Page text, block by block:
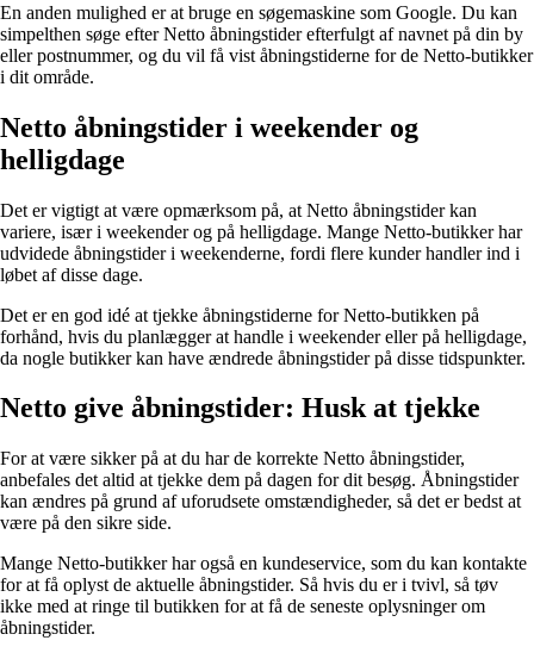
En anden mulighed er at bruge en søgemaskine som Google. Du kan
simpelthen søge efter Netto åbningstider efterfulgt af navnet på din by
eller postnummer, og du vil få vist åbningstiderne for de Netto-butikker
i dit område.
Netto åbningstider i weekender og
helligdage
Det er vigtigt at være opmærksom på, at Netto åbningstider kan
variere, især i weekender og på helligdage. Mange Netto-butikker har
udvidede åbningstider i weekenderne, fordi flere kunder handler ind i
løbet af disse dage.
Det er en god idé at tjekke åbningstiderne for Netto-butikken på
forhånd, hvis du planlægger at handle i weekender eller på helligdage,
da nogle butikker kan have ændrede åbningstider på disse tidspunkter.
Netto give åbningstider: Husk at tjekke
For at være sikker på at du har de korrekte Netto åbningstider,
anbefales det altid at tjekke dem på dagen for dit besøg. Åbningstider
kan ændres på grund af uforudsete omstændigheder, så det er bedst at
være på den sikre side.
Mange Netto-butikker har også en kundeservice, som du kan kontakte
for at få oplyst de aktuelle åbningstider. Så hvis du er i tvivl, så tøv
ikke med at ringe til butikken for at få de seneste oplysninger om
åbningstider.